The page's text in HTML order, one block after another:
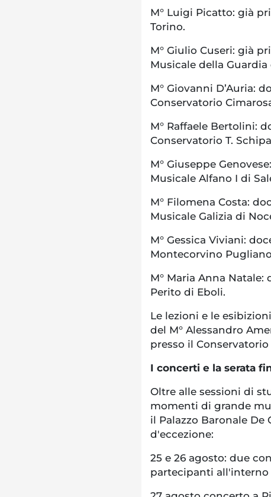
M° Luigi Picatto: già
Torino.
M° Giulio Cuseri: già
Musicale della Guardia
M° Giovanni D’Auria:
Conservatorio
M° Raffaele Bertolini:
Conservatorio T.
M° Giuseppe
Musicale Alfano I di
M° Filomena Costa:
Musicale Galizia di
M° Gessica Viviani:
Montecorvino
M° Maria Anna
Perito di Eboli.
Le lezioni e le
del M° Alessandro
presso il
I concerti e la serata
Oltre alle sessioni di
momenti di grande
il Palazzo Baronale
d'eccezione:
25 e 26 agosto: due
partecipanti all'interno